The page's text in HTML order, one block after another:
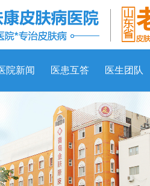
院新闻 医患互答 医生团队